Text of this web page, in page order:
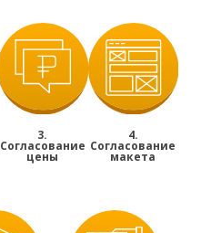
3.
Согласование
цены
4.
Согласование
макета